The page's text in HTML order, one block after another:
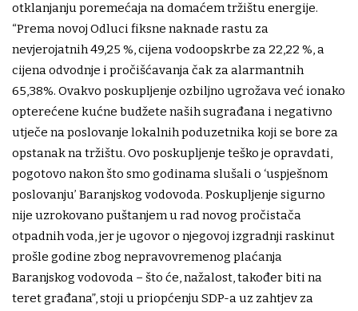
otklanjanju poremećaja na domaćem tržištu energije.
“Prema novoj Odluci fiksne naknade rastu za
nevjerojatnih 49,25 %, cijena vodoopskrbe za 22,22 %, a
cijena odvodnje i pročišćavanja čak za alarmantnih
65,38%. Ovakvo poskupljenje ozbiljno ugrožava već ionako
opterećene kućne budžete naših sugrađana i negativno
utječe na poslovanje lokalnih poduzetnika koji se bore za
opstanak na tržištu. Ovo poskupljenje teško je opravdati,
pogotovo nakon što smo godinama slušali o ‘uspješnom
poslovanju’ Baranjskog vodovoda. Poskupljenje sigurno
nije uzrokovano puštanjem u rad novog pročistača
otpadnih voda, jer je ugovor o njegovoj izgradnji raskinut
prošle godine zbog nepravovremenog plaćanja
Baranjskog vodovoda – što će, nažalost, također biti na
teret građana”, stoji u priopćenju SDP-a uz zahtjev za